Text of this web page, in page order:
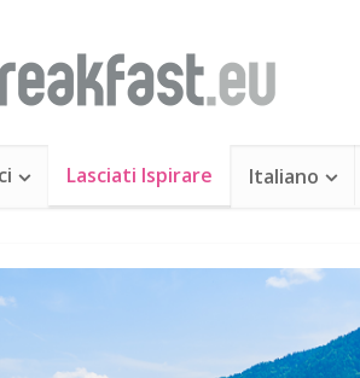
Lasciati Ispirare Italiano